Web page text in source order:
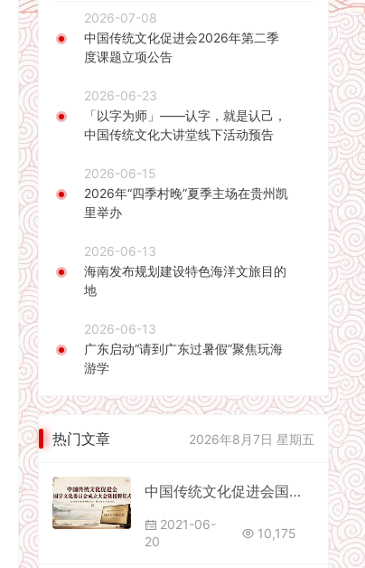
2026-07-08
中国传统文化促进会2026年第二季
度课题立项公告
2026-06-23
「以字为师」——认字，就是认己，
中国传统文化大讲堂线下活动预告
2026-06-15
2026年“四季村晚”夏季主场在贵州凯
里举办
2026-06-13
海南发布规划建设特色海洋文旅目的
地
2026-06-13
广东启动“请到广东过暑假”聚焦玩海
游学
热门文章 2026年8月7日 星期五
中国传统文化促进会国学文化委员会成立大会暨授牌仪式
2021-06-
20
10,175